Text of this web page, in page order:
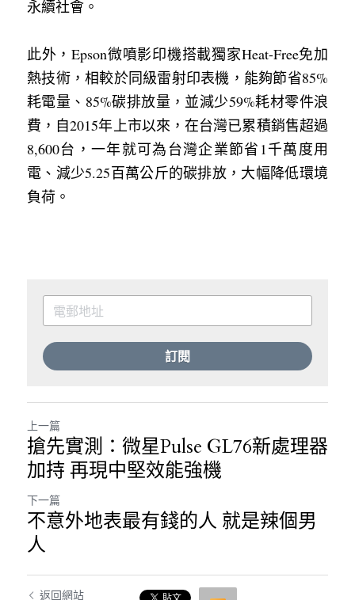
永續社會。
此外，Epson微噴影印機搭載獨家Heat-Free免加
熱技術，相較於同級雷射印表機，能夠節省85%
耗電量、85%碳排放量，並減少59%耗材零件浪
費，自2015年上市以來，在台灣已累積銷售超過
8,600台，一年就可為台灣企業節省1千萬度用
電、減少5.25百萬公斤的碳排放，大幅降低環境
負荷。
訂閱
上一篇
搶先實測：微星Pulse GL76新處理器
加持 再現中堅效能強機
下一篇
不意外地表最有錢的人 就是辣個男
人
返回網站